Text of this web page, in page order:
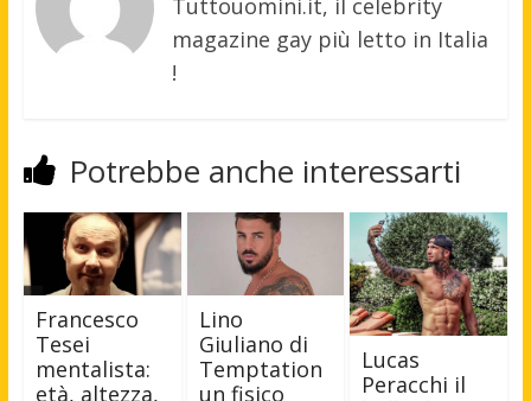
Tuttouomini.it, il celebrity
magazine gay più letto in Italia
!
Potrebbe anche interessarti
Francesco
Tesei
mentalista:
età, altezza,
Lino
Giuliano di
Temptation
un fisico
Lucas
Peracchi il